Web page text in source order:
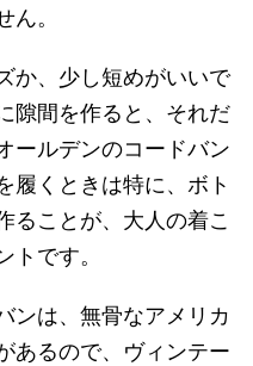
。
か、少し短めがいいで
隙間を作ると、それだ
ールデンのコードバン
履くときは特に、ボト
ることが、大人の着こ
トです。
ンは、無骨なアメリカ
あるので、ヴィンテー